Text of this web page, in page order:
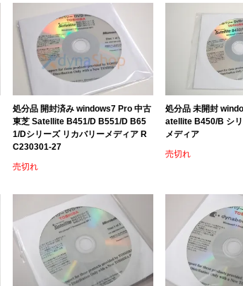
処分品 開封済み windows7 Pro 中古
東芝 Satellite B451/D B551/D B65
1/Dシリーズ リカバリーメディア R
C230301-27
売切れ
処分品 未開封
atellite B450/B シ
メディア
売切れ